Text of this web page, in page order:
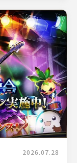
2026.07.28